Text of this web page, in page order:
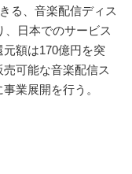
る、音楽配信ディス
、日本でのサービス
額は170億円を突
可能な音楽配信ス
業展開を行う。